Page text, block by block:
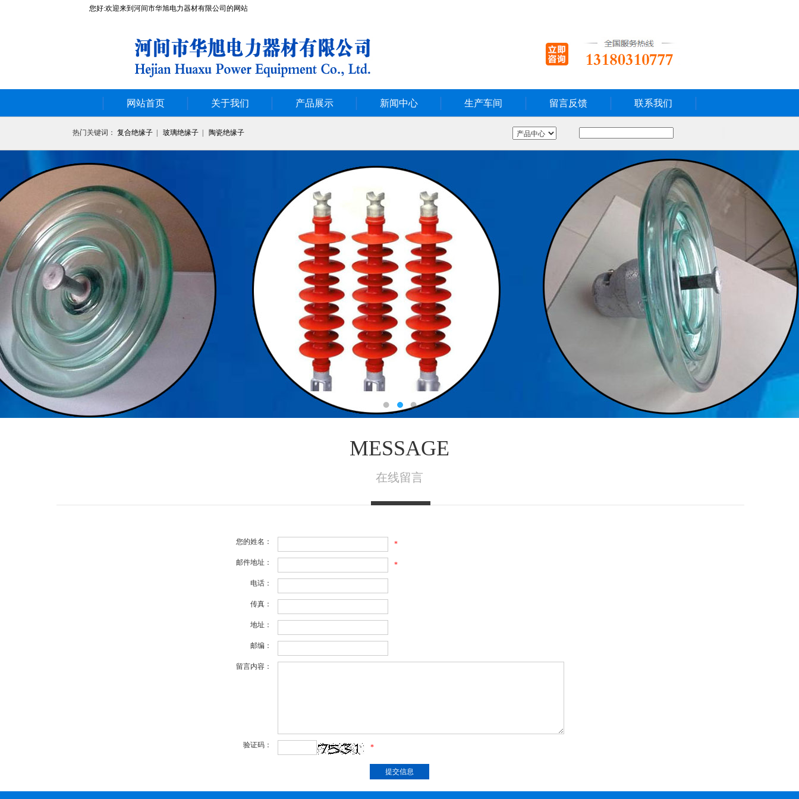
您好:欢迎来到河间市华旭电力器材有限公司的网站
网站首页 关于我们 产品展示 新闻中心 生产车间 留言反馈 联系我们
热门关键词： 复合绝缘子 玻璃绝缘子 陶瓷绝缘子
1
MESSAGE
在线留言
您的姓名： *
邮件地址： *
电话：
传真：
地址：
邮编：
留言内容：
验证码： *